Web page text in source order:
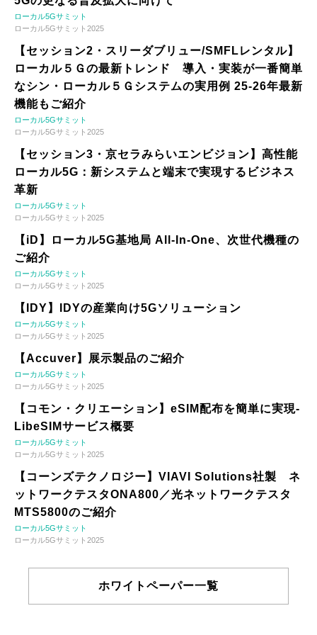
ローカル5Gサミット
ローカル5Gサミット2025
【セッション2・スリーダブリュー/SMFLレンタル】
ローカル５Ｇの最新トレンド 導入・実装が一番簡単
なシン・ローカル５Ｇシステムの実用例 25-26年最新
機能もご紹介
ローカル5Gサミット
ローカル5Gサミット2025
【セッション3・京セラみらいエンビジョン】高性能
ローカル5G：新システムと端末で実現するビジネス
革新
ローカル5Gサミット
ローカル5Gサミット2025
【iD】ローカル5G基地局 All-In-One、次世代機種の
ご紹介
ローカル5Gサミット
ローカル5Gサミット2025
【IDY】IDYの産業向け5Gソリューション
ローカル5Gサミット
ローカル5Gサミット2025
【Accuver】展示製品のご紹介
ローカル5Gサミット
ローカル5Gサミット2025
【コモン・クリエーション】eSIM配布を簡単に実現-
LibeSIMサービス概要
ローカル5Gサミット
ローカル5Gサミット2025
【コーンズテクノロジー】VIAVI Solutions社製 ネ
ットワークテスタONA800／光ネットワークテスタ
MTS5800のご紹介
ローカル5Gサミット
ローカル5Gサミット2025
ホワイトペーパー一覧